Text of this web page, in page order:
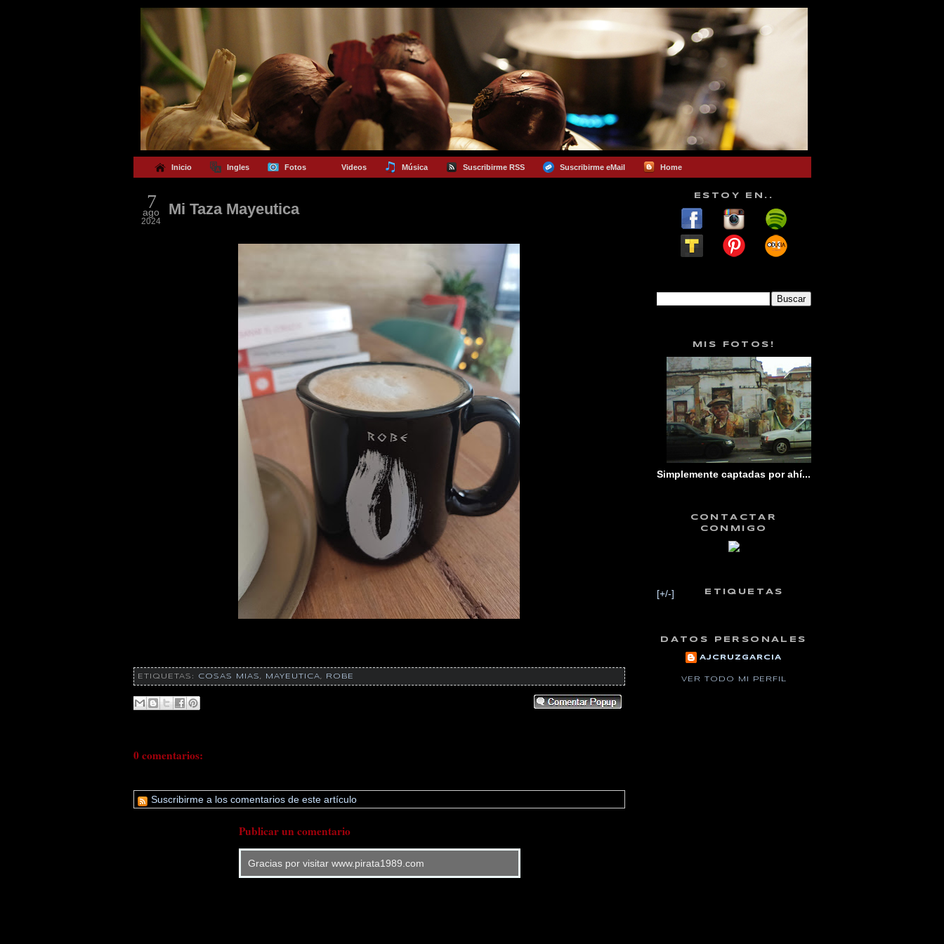
Inicio Ingles Fotos Videos Música Suscribirme RSS Suscribirme eMail Home
7
ago
2024
Mi Taza Mayeutica
ETIQUETAS: COSAS MIAS , MAYEUTICA, ROBE
0 comentarios:
Suscribirme a los comentarios de este artículo
Publicar un comentario
Gracias por visitar www.pirata1989.com
ESTOY EN..
MIS FOTOS!
Simplemente captadas por ahí...
CONTACTAR
CONMIGO
[+/-] ETIQUETAS
DATOS PERSONALES
AJCRUZGARCIA
VER TODO MI PERFIL